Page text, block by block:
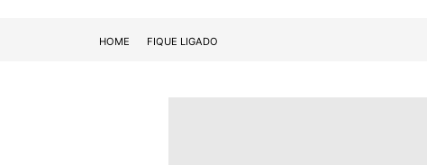
HOME FIQUE LIGADO